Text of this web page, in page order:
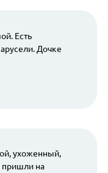
Есть
Дочке
ухоженный,
пришли на